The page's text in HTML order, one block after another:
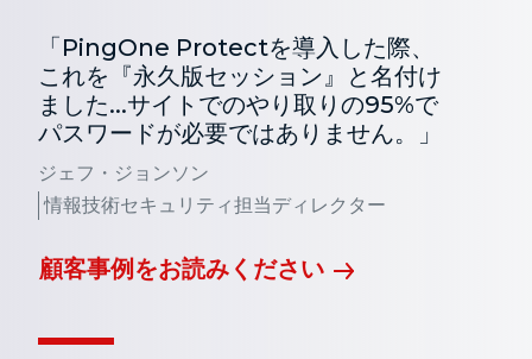
「PingOne Protectを導入した際、
これを『永久版セッション』と名付け
ました...サイトでのやり取りの95%で
パスワードが必要ではありません。」
ジェフ・ジョンソン
情報技術セキュリティ担当ディレクター
顧客事例をお読みください